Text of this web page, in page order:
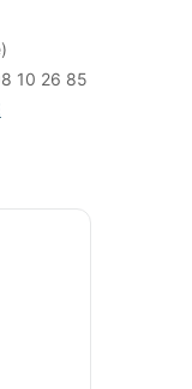
10 26 85